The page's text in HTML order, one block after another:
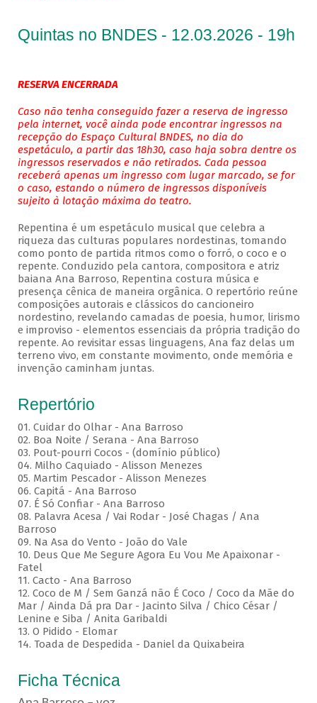
Quintas no BNDES - 12.03.2026 - 19h
RESERVA ENCERRADA
Caso não tenha conseguido fazer a reserva de ingresso
pela internet, você ainda pode encontrar ingressos na
recepção do Espaço Cultural BNDES, no dia do
espetáculo, a partir das 18h30, caso haja sobra dentre os
ingressos reservados e não retirados. Cada pessoa
receberá apenas um ingresso com lugar marcado, se for
o caso, estando o número de ingressos disponíveis
sujeito à lotação máxima do teatro.
Repentina é um espetáculo musical que celebra a
riqueza das culturas populares nordestinas, tomando
como ponto de partida ritmos como o forró, o coco e o
repente. Conduzido pela cantora, compositora e atriz
baiana Ana Barroso, Repentina costura música e
presença cênica de maneira orgânica. O repertório reúne
composições autorais e clássicos do cancioneiro
nordestino, revelando camadas de poesia, humor, lirismo
e improviso - elementos essenciais da própria tradição do
repente. Ao revisitar essas linguagens, Ana faz delas um
terreno vivo, em constante movimento, onde memória e
invenção caminham juntas.
Repertório
01. Cuidar do Olhar - Ana Barroso
02. Boa Noite / Serana - Ana Barroso
03. Pout-pourri Cocos - (domínio público)
04. Milho Caquiado - Alisson Menezes
05. Martim Pescador - Alisson Menezes
06. Capitá - Ana Barroso
07. É Só Confiar - Ana Barroso
08. Palavra Acesa / Vai Rodar - José Chagas / Ana
Barroso
09. Na Asa do Vento - João do Vale
10. Deus Que Me Segure Agora Eu Vou Me Apaixonar -
Fatel
11. Cacto - Ana Barroso
12. Coco de M / Sem Ganzá não É Coco / Coco da Mãe do
Mar / Ainda Dá pra Dar - Jacinto Silva / Chico César /
Lenine e Siba / Anita Garibaldi
13. O Pidido - Elomar
14. Toada de Despedida - Daniel da Quixabeira
Ficha Técnica